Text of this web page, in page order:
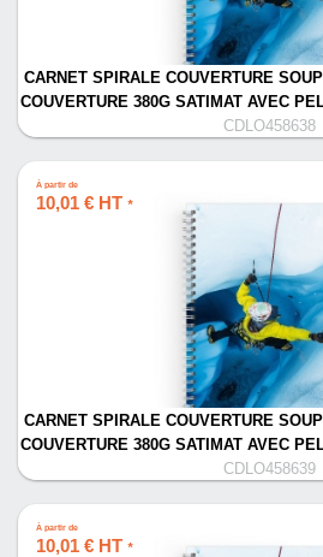
CARNET SPIRALE COUVERTURE
COUVERTURE 380G SATIMAT AVEC
CDLO458638
À partir de
10,01 € HT *
CARNET SPIRALE COUVERTURE
COUVERTURE 380G SATIMAT AVEC
CDLO458639
À partir de
10,01 € HT *